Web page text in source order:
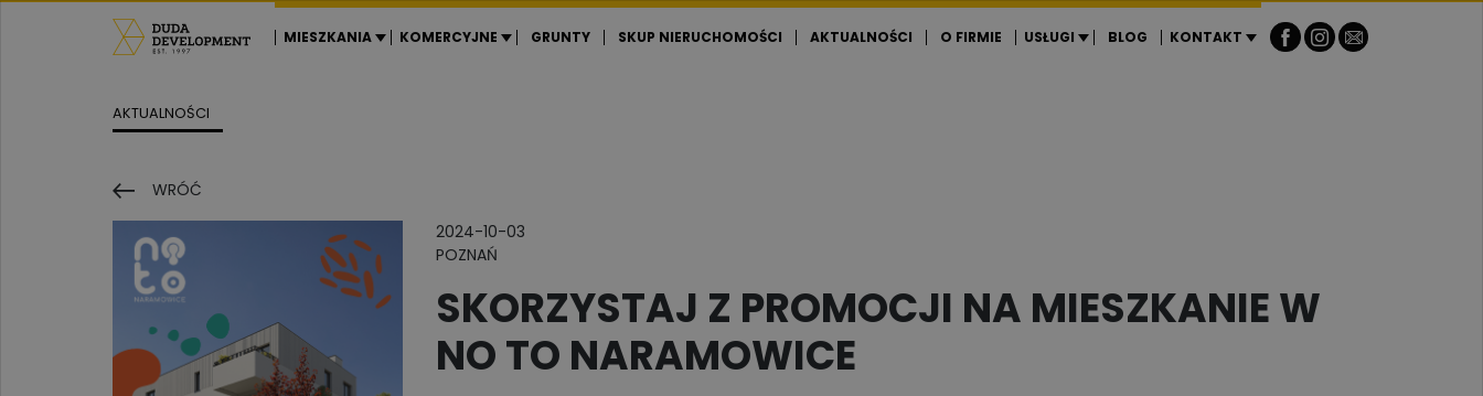
MIESZKANIA KOMERCYJNE GRUNTY SKUP NIERUCHOMOŚCI AKTUALNOŚCI O FIRMIE USŁUGI BLOG KONTAKT
AKTUALNOŚCI
WRÓĆ
2024-10-03
POZNAŃ
SKORZYSTAJ Z PROMOCJI NA MIESZKANIE W
NO TO NARAMOWICE